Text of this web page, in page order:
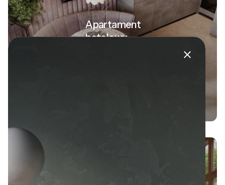
Apartament
hotelowy